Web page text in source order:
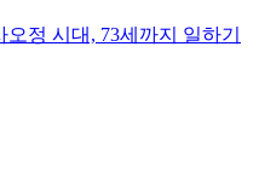
오정 시대, 73세까지 일하기